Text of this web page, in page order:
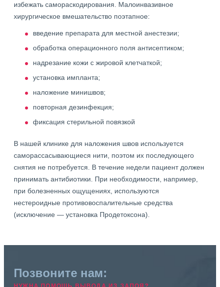
избежать самораскодирования. Малоинвазивное
хирургическое вмешательство поэтапное:
введение препарата для местной анестезии;
обработка операционного поля антисептиком;
надрезание кожи с жировой клетчаткой;
установка импланта;
наложение минишвов;
повторная дезинфекция;
фиксация стерильной повязкой
В нашей клинике для наложения швов используется
саморассасывающиеся нити, поэтом их последующего
снятия не потребуется. В течение недели пациент должен
принимать антибиотики. При необходимости, например,
при болезненных ощущениях, используются
нестероидные противовоспалительные средства
(исключение — установка Продетоксона).
Позвоните нам: